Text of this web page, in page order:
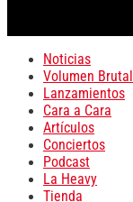
Noticias
Volumen Brutal
Lanzamientos
Cara a Cara
Artículos
Conciertos
Podcast
La Heavy
Tienda